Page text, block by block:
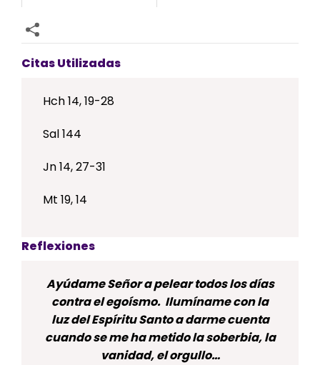
Citas Utilizadas
Hch 14, 19-28
Sal 144
Jn 14, 27-31
Mt 19, 14
Reflexiones
Ayúdame Señor a pelear todos los días
contra el egoísmo. Ilumíname con la
luz del Espíritu Santo a darme cuenta
cuando se me ha metido la soberbia, la
vanidad, el orgullo…